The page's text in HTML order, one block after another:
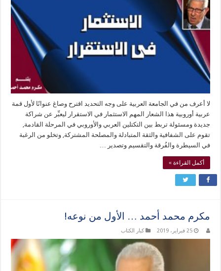
لا أعرف من في الجامعة العربية على وجه التحديد اقترح وصاغ عنوانًا لأول قمة
عربية أوروبية هذا الشعار المهم الاستثمار في الاستقرار ليعبِّر عن شراكة
جديدة ومسئولة تربط بين التكتلين العربي والأوروبي في المرحلة القادمة,
تقوم على الشفافية والثقة المتبادلة والمصلحة المشتركة, وتخلو من الرغبة
في السيطرة والفُرقة والتقسيم وتصدير …
أكمل القراءة »
مكرم محمد أحمد … الأول من نوعه!
25 فبراير، 2019 كبار الكتاب